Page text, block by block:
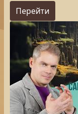
Перейти